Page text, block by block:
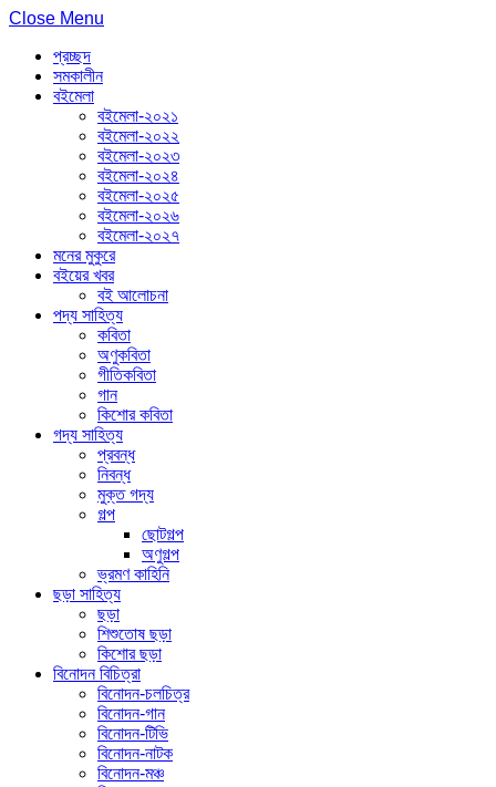
Close Menu
প্রচ্ছদ
সমকালীন
বইমেলা
বইমেলা-২০২১
বইমেলা-২০২২
বইমেলা-২০২৩
বইমেলা-২০২৪
বইমেলা-২০২৫
বইমেলা-২০২৬
বইমেলা-২০২৭
মনের মুকুরে
বইয়ের খবর
বই আলোচনা
পদ্য সাহিত্য
কবিতা
অণুকবিতা
গীতিকবিতা
গান
কিশোর কবিতা
গদ্য সাহিত্য
প্রবন্ধ
নিবন্ধ
মুক্ত গদ্য
গল্প
ছোটগল্প
অণুগল্প
ভ্রমণ কাহিনি
ছড়া সাহিত্য
ছড়া
শিশুতোষ ছড়া
কিশোর ছড়া
বিনোদন বিচিত্রা
বিনোদন-চলচিত্র
বিনোদন-গান
বিনোদন-টিভি
বিনোদন-নাটক
বিনোদন-মঞ্চ